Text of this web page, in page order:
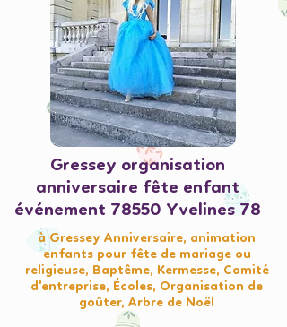
Gressey organisation
anniversaire fête enfant
événement 78550 Yvelines 78
à Gressey Anniversaire, animation
enfants pour fête de mariage ou
religieuse, Baptême, Kermesse, Comité
d'entreprise, Écoles, Organisation de
goûter, Arbre de Noël